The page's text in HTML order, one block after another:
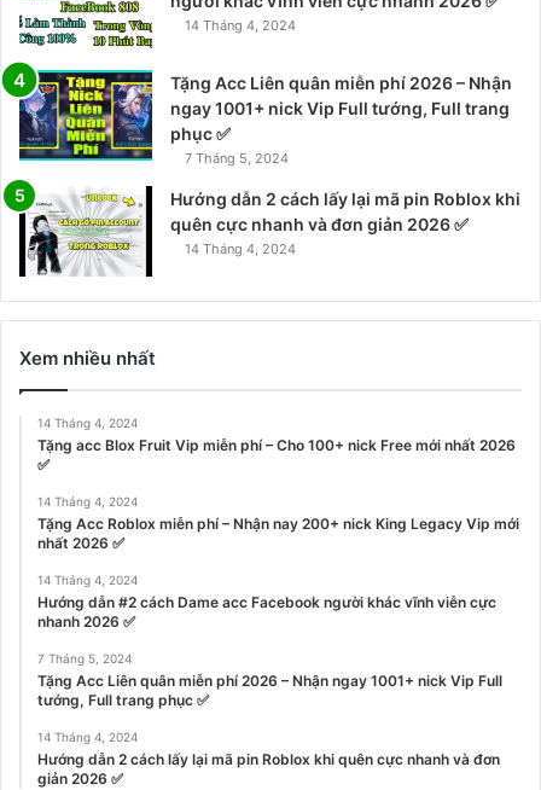
14 Tháng 4, 2024
Tặng Acc Liên quân miễn phí 2026 – Nhận
ngay 1001+ nick Vip Full tướng, Full trang
phục ✅
7 Tháng 5, 2024
Hướng dẫn 2 cách lấy lại mã pin Roblox khi
quên cực nhanh và đơn giản 2026 ✅
14 Tháng 4, 2024
Xem nhiều nhất
14 Tháng 4, 2024
Tặng acc Blox Fruit Vip miễn phí – Cho 100+ nick Free mới nhất 2026
✅
14 Tháng 4, 2024
Tặng Acc Roblox miễn phí – Nhận nay 200+ nick King Legacy Vip mới
nhất 2026 ✅
14 Tháng 4, 2024
Hướng dẫn #2 cách Dame acc Facebook người khác vĩnh viễn cực
nhanh 2026 ✅
7 Tháng 5, 2024
Tặng Acc Liên quân miễn phí 2026 – Nhận ngay 1001+ nick Vip Full
tướng, Full trang phục ✅
14 Tháng 4, 2024
Hướng dẫn 2 cách lấy lại mã pin Roblox khi quên cực nhanh và đơn
giản 2026 ✅